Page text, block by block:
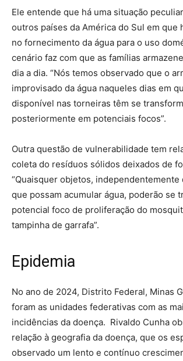
Ele entende que há uma situação
outros países da América do Sul em que
no fornecimento da água para o uso
cenário faz com que as famílias
dia a dia. “Nós temos observado que o
improvisado da água naqueles dias em
disponível nas torneiras têm se
posteriormente em potenciais focos”.
Outra questão de vulnerabilidade tem
coleta do resíduos sólidos deixados de
“Quaisquer objetos, independentemente
que possam acumular água, poderão se
potencial foco de proliferação do
tampinha de garrafa”.
Epidemia
No ano de 2024, Distrito Federal, Minas
foram as unidades federativas com as
incidências da doença. Rivaldo Cunha
relação à geografia da doença, que os
observado um lento e contínuo